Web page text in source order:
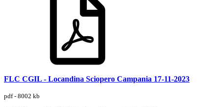
FLC CGIL - Locandina Sciopero Campania 17-11-2023
pdf - 8002 kb